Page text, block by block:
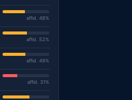
affid. 48%
affid. 52%
affid. 49%
affid. 31%